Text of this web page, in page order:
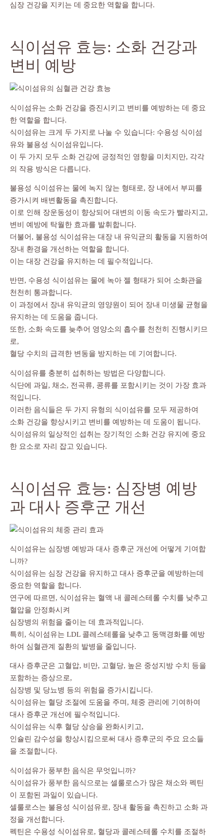
심장 건강을 지키는 데 중요한 역할을 합니다.
식이섬유 효능: 소화 건강과
변비 예방
식이섬유는 소화 건강을 증진시키고 변비를 예방하는 데 중요
한 역할을 합니다.
식이섬유는 크게 두 가지로 나눌 수 있습니다: 수용성 식이섬
유와 불용성 식이섬유입니다.
이 두 가지 모두 소화 건강에 긍정적인 영향을 미치지만, 각각
의 작용 방식은 다릅니다.
불용성 식이섬유는 물에 녹지 않는 형태로, 장 내에서 부피를
증가시켜 배변활동을 촉진합니다.
이로 인해 장운동성이 향상되어 대변의 이동 속도가 빨라지고,
변비 예방에 탁월한 효과를 발휘합니다.
더불어, 불용성 식이섬유는 대장 내 유익균의 활동을 지원하여
장내 환경을 개선하는 역할을 합니다.
이는 대장 건강을 유지하는 데 필수적입니다.
반면, 수용성 식이섬유는 물에 녹아 젤 형태가 되어 소화관을
천천히 통과합니다.
이 과정에서 장내 유익균의 영양원이 되어 장내 미생물 균형을
유지하는 데 도움을 줍니다.
또한, 소화 속도를 늦추어 영양소의 흡수를 천천히 진행시키므
로,
혈당 수치의 급격한 변동을 방지하는 데 기여합니다.
식이섬유를 충분히 섭취하는 방법은 다양합니다.
식단에 과일, 채소, 전곡류, 콩류를 포함시키는 것이 가장 효과
적입니다.
이러한 음식들은 두 가지 유형의 식이섬유를 모두 제공하여
소화 건강을 향상시키고 변비를 예방하는 데 도움이 됩니다.
식이섬유의 일상적인 섭취는 장기적인 소화 건강 유지에 중요
한 요소로 자리 잡고 있습니다.
식이섬유 효능: 심장병 예방
과 대사 증후군 개선
식이섬유는 심장병 예방과 대사 증후군 개선에 어떻게 기여합
니까?
식이섬유는 심장 건강을 유지하고 대사 증후군을 예방하는데
중요한 역할을 합니다.
연구에 따르면, 식이섬유는 혈액 내 콜레스테롤 수치를 낮추고
혈압을 안정화시켜
심장병의 위험을 줄이는 데 효과적입니다.
특히, 식이섬유는 LDL 콜레스테롤을 낮추고 동맥경화를 예방
하여 심혈관계 질환의 발병을 줄입니다.
대사 증후군은 고혈압, 비만, 고혈당, 높은 중성지방 수치 등을
포함하는 증상으로,
심장병 및 당뇨병 등의 위험을 증가시킵니다.
식이섬유는 혈당 조절에 도움을 주며, 체중 관리에 기여하여
대사 증후군 개선에 필수적입니다.
식이섬유는 식후 혈당 상승을 완화시키고,
인슐린 감수성을 향상시킴으로써 대사 증후군의 주요 요소들
을 조절합니다.
식이섬유가 풍부한 음식은 무엇입니까?
식이섬유가 풍부한 음식으로는 셀룰로스가 많은 채소와 펙틴
이 포함된 과일이 있습니다.
셀룰로스는 불용성 식이섬유로, 장내 활동을 촉진하고 소화 과
정을 개선합니다.
펙틴은 수용성 식이섬유로, 혈당과 콜레스테롤 수치를 조절하